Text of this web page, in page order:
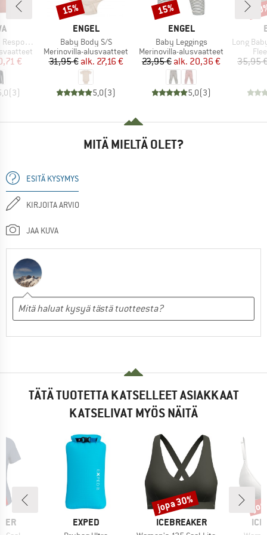
L/S Tee
hinta
€
(3)
MERKKI
ENGEL
Tuote
Baby Body S/S
Tuoteryhmä
Merinovilla-alusvaatteet
Hinta
31,95 € Alennettu hinta
alk. 27,16 €
5,0(3)
Alennus
15%
MERKKI
ENGEL
Tuote
Baby Leggings
Tuoteryhmä
Merinovilla-alusvaatteet
Hinta
23,95 € Alennettu hinta
alk. 20,36 €
5,0(3)
Alennus
15%
Tuote
Long Baby
35,95
MITÄ MIELTÄ OLET?
ESITÄ KYSYMYS
KIRJOITA ARVIO
JAA KUVA
TÄTÄ TUOTETTA KATSELLEET ASIAKKAAT
KATSELIVAT MYÖS NÄITÄ
MERKKI
EXPED MERKKI
ICEBREAKER
Alennus
jopa 30%